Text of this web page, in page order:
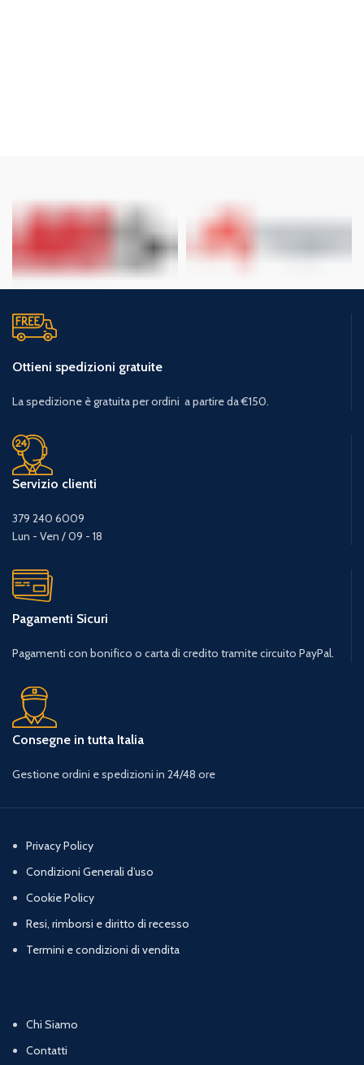
Ottieni spedizioni gratuite
La spedizione è gratuita per ordini a partire da €150.
Servizio clienti
379 240 6009
Lun - Ven / 09 - 18
Pagamenti Sicuri
Pagamenti con bonifico o carta di credito tramite circuito PayPal.
Consegne in tutta Italia
Gestione ordini e spedizioni in 24/48 ore
Privacy Policy
Condizioni Generali d’uso
Cookie Policy
Resi, rimborsi e diritto di recesso
Termini e condizioni di vendita
Chi Siamo
Contatti